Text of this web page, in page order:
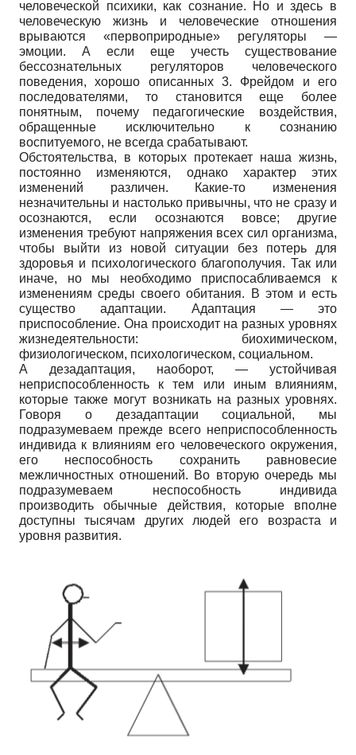
человеческой психики, как сознание. Но и здесь в
человеческую жизнь и человеческие отношения
врываются «первоприродные» регуляторы —
эмоции. А если еще учесть существование
бессознательных регуляторов человеческого
поведения, хорошо описанных 3. Фрейдом и его
последователями, то становится еще более
понятным, почему педагогические воздействия,
обращенные исключительно к сознанию
воспитуемого, не всегда срабатывают.
Обстоятельства, в которых протекает наша жизнь,
постоянно изменяются, однако характер этих
изменений различен. Какие-то изменения
незначительны и настолько привычны, что не сразу и
осознаются, если осознаются вовсе; другие
изменения требуют напряжения всех сил организма,
чтобы выйти из новой ситуации без потерь для
здоровья и психологического благополучия. Так или
иначе, но мы необходимо приспосабливаемся к
изменениям среды своего обитания. В этом и есть
существо адаптации. Адаптация — это
приспособление. Она происходит на разных уровнях
жизнедеятельности: биохимическом,
физиологическом, психологическом, социальном.
А дезадаптация, наоборот, — устойчивая
неприспособленность к тем или иным влияниям,
которые также могут возникать на разных уровнях.
Говоря о дезадаптации социальной, мы
подразумеваем прежде всего неприспособленность
индивида к влияниям его человеческого окружения,
его неспособность сохранить равновесие
межличностных отношений. Во вторую очередь мы
подразумеваем неспособность индивида
производить обычные действия, которые вполне
доступны тысячам других людей его возраста и
уровня развития.